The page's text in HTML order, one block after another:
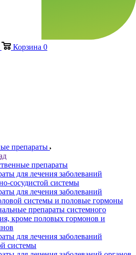
Корзина 0
препараты
препараты
для лечения заболеваний
сосудистой системы
для лечения заболеваний
системы и половые гормоны
препараты системного
кроме половых гормонов и
для лечения заболеваний
системы